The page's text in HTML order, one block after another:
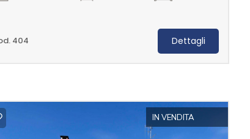
404 Dettagli
IN VENDITA